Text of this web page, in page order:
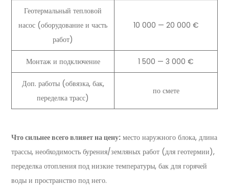
Геотермальный тепловой
насос (оборудование и часть
работ)
10 000 — 20 000 €
Монтаж и подключение 1 500 — 3 000 €
Доп. работы (обвязка, бак,
переделка трасс)
по смете
Что сильнее всего влияет на цену: место наружного блока, длина
трассы, необходимость бурения/земляных работ (для геотермии),
переделка отопления под низкие температуры, бак для горячей
воды и пространство под него.